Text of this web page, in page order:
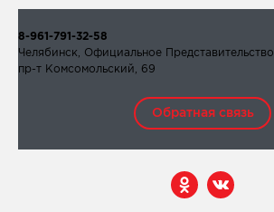
8-961-791-32-58
Челябинск, Официальное Представительство
пр-т Комсомольский, 69
Обратная связь